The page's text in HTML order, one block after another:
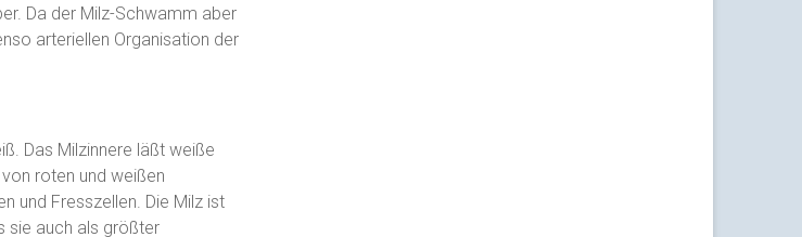
Da der Milz-Schwamm aber
arteriellen Organisation der
Das Milzinnere läßt weiße
roten und weißen
und Fresszellen. Die Milz ist
sie auch als größter